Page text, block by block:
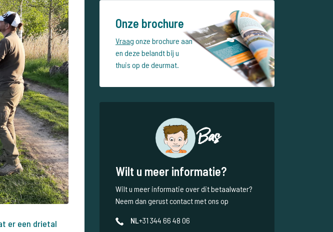
er een drietal
Onze brochure
Vraag onze brochure aan
en deze belandt bij u
thuis op de deurmat.
Bas
Wilt u meer informatie?
Wilt u meer informatie over dit betaalwater?
Neem dan gerust contact met ons op
NL+31 344 66 48 06